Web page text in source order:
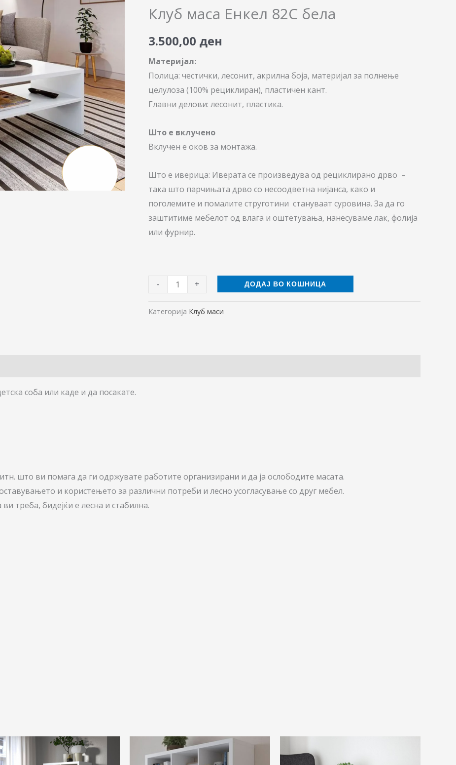
Клуб маса Енкел 82С бела
3.500,00 ден
Материјал:
Полица: честички, лесонит, акрилна боја, материјал за полнење
целулоза (100% рециклиран), пластичен кант.
Главни делови: лесонит, пластика.
Што е вклучено
Вклучен е оков за монтажа.
Што е иверица: Иверата се произведува од рециклирано дрво –
така што парчињата дрво со несоодветна нијанса, како и
поголемите и помалите струготини стануваат суровина. За да го
заштитиме мебелот од влага и оштетувања, нанесуваме лак, фолија
или фурнир.
-
82С
количина
+ ДОДАЈ ВО КОШНИЦА
Категорија Клуб маси
соба или каде и да посакате.
што ви помага да ги одржувате работите организирани и да ја ослободите масата.
и користењето за различни потреби и лесно усогласување со друг мебел.
треба, бидејќи е лесна и стабилна.